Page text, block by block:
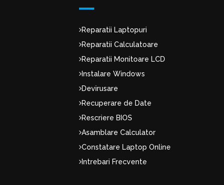
Reparatii Laptopuri
Reparatii Calculatoare
Reparatii Monitoare LCD
Instalare Windows
Devirusare
Recuperare de Date
Rescriere BIOS
Asamblare Calculator
Constatare Laptop Online
Intrebari Frecvente